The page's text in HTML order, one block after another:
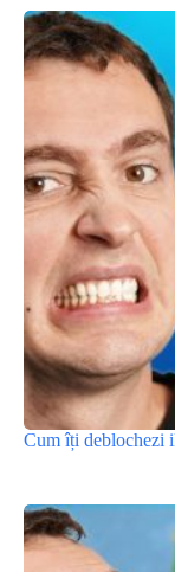
Cum îți deblochezi